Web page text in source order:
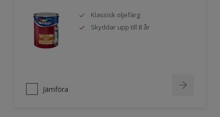
Klassisk oljefärg
Skyddar upp till 8 år
Jämföra